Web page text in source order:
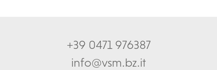
+39 0471 976387
info@vsm.bz.it